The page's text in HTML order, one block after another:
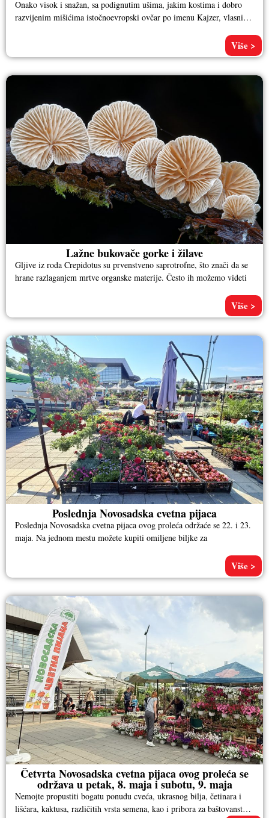
Onako visok i snažan, sa podignutim ušima, jakim kostima i dobro
razvijenim mišićima istočnoevropski ovčar po imenu Kajzer, vlasnika
Više >
Lažne bukovače gorke i žilave
Gljive iz roda Crepidotus su prvenstveno saprotrofne, što znači da se
hrane razlaganjem mrtve organske materije. Često ih možemo videti
Više >
Poslednja Novosadska cvetna pijaca
Poslednja Novosadska cvetna pijaca ovog proleća održaće se 22. i 23.
maja. Na jednom mestu možete kupiti omiljene biljke za
Više >
Četvrta Novosadska cvetna pijaca ovog proleća se
održava u petak, 8. maja i subotu, 9. maja
Nemojte propustiti bogatu ponudu cveća, ukrasnog bilja, četinara i
lišćara, kaktusa, različitih vrsta semena, kao i pribora za baštovanstvo.